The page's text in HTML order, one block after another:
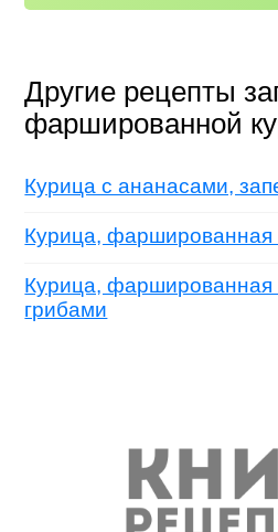
Другие рецепты
фаршированной
Курица с ананасами,
Курица, фаршированная
Курица, фаршированная
грибами